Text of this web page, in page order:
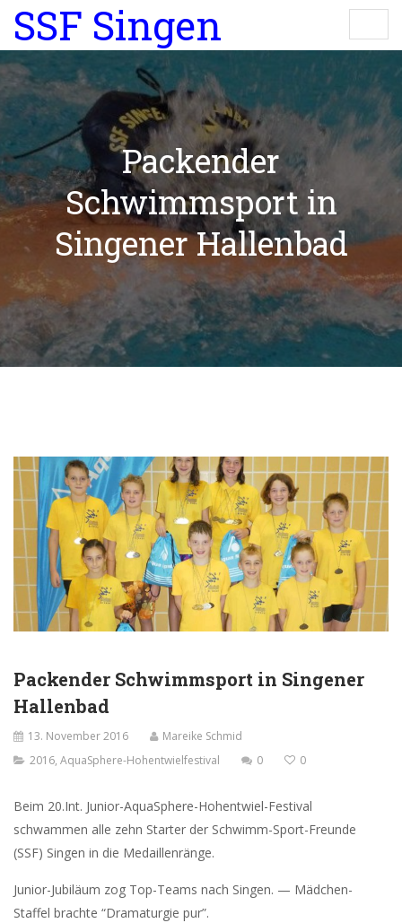
SSF Singen
Packender
Schwimmsport in
Singener Hallenbad
Packender Schwimmsport in Singener
Hallenbad
13. November 2016
Mareike Schmid
2016, AquaSphere-Hohentwielfestival 0 0
Beim 20.Int. Junior-AquaSphere-Hohentwiel-Festival
schwammen alle zehn Starter der Schwimm-Sport-Freunde
(SSF) Singen in die Medaillenränge.
Junior-Jubiläum zog Top-Teams nach Singen. — Mädchen-
Staffel brachte “Dramaturgie pur”.